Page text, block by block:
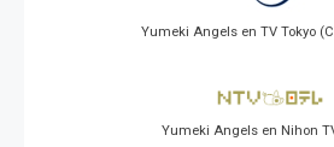
Yumeki Angels en TV Tokyo
Yumeki Angels en Nihon